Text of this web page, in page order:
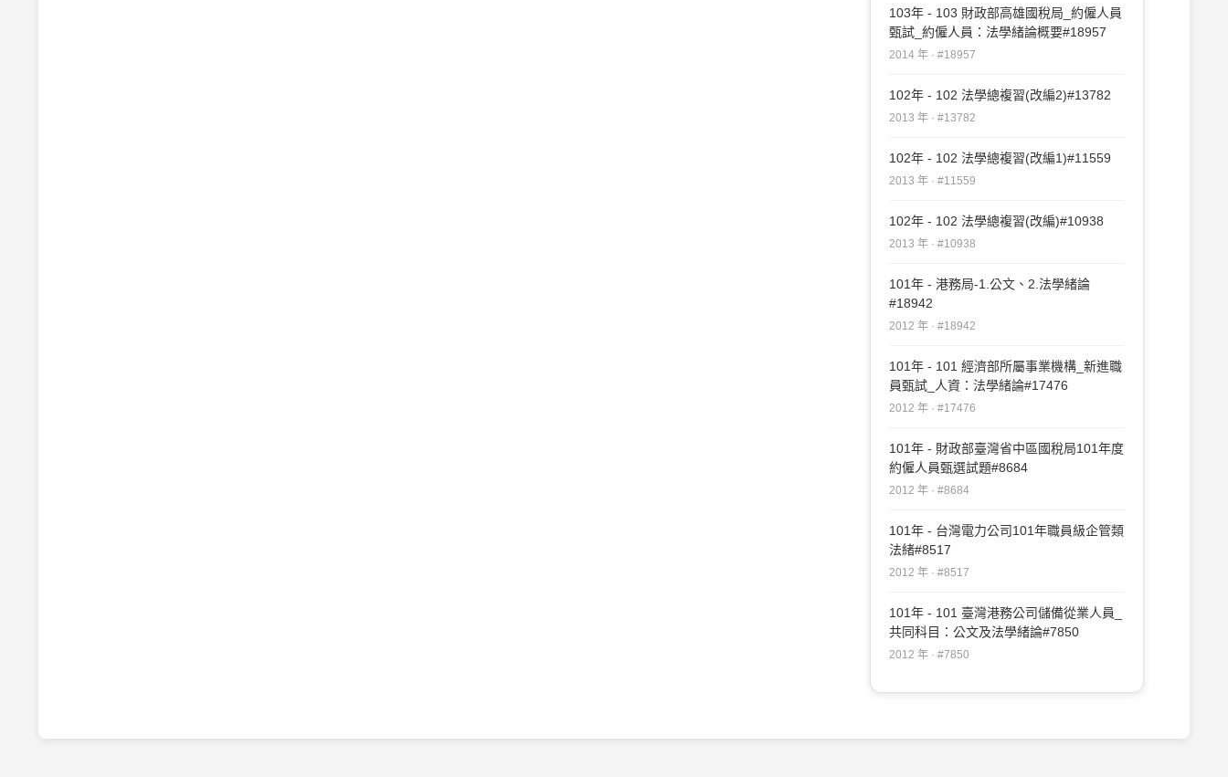
103年 - 103 財政部高雄國稅局_約僱人員
甄試_約僱人員：法學緒論概要#18957
2014 年 · #18957
102年 - 102 法學總複習(改編2)#13782
2013 年 · #13782
102年 - 102 法學總複習(改編1)#11559
2013 年 · #11559
102年 - 102 法學總複習(改編)#10938
2013 年 · #10938
101年 - 港務局-1.公文、2.法學緒論
#18942
2012 年 · #18942
101年 - 101 經濟部所屬事業機構_新進職
員甄試_人資：法學緒論#17476
2012 年 · #17476
101年 - 財政部臺灣省中區國稅局101年度
約僱人員甄選試題#8684
2012 年 · #8684
101年 - 台灣電力公司101年職員級企管類
法緒#8517
2012 年 · #8517
101年 - 101 臺灣港務公司儲備從業人員_
共同科目：公文及法學緒論#7850
2012 年 · #7850